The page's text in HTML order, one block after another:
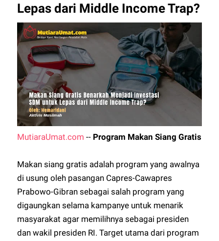
Lepas dari Middle Income Trap?
MutiaraUmat.com -- Program Makan Siang Gratis
Makan siang gratis adalah program yang awalnya
di usung oleh pasangan Capres-Cawapres
Prabowo-Gibran sebagai salah program yang
digaungkan selama kampanye untuk menarik
masyarakat agar memilihnya sebagai presiden
dan wakil presiden RI. Target utama dari program